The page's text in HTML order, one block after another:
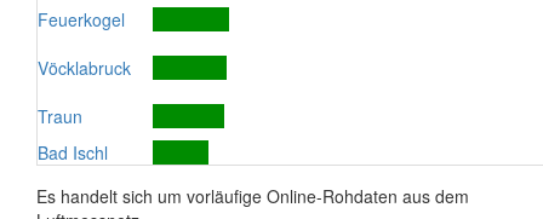
Feuerkogel
Vöcklabruck
Traun
Bad Ischl
Es handelt sich um vorläufige Online-Rohdaten aus dem